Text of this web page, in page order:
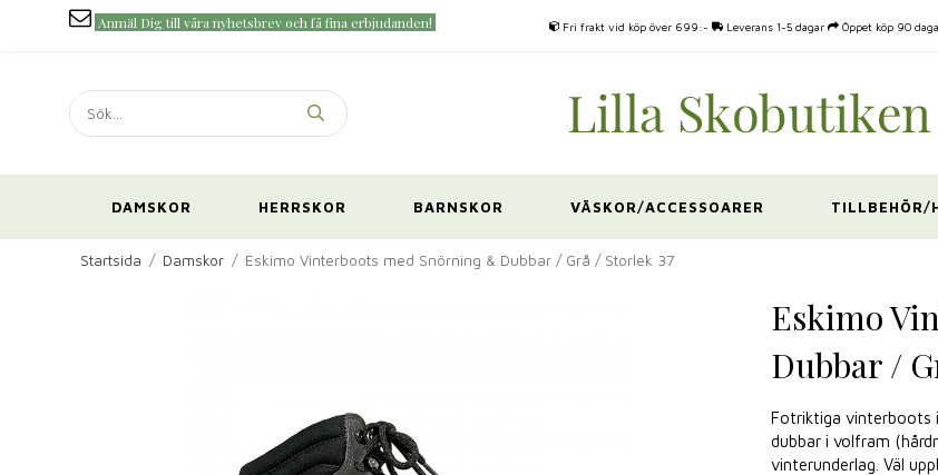
Anmäl Dig till våra nyhetsbrev och få fina erbjudanden! Fri frakt vid köp över 699:- Leverans 1-5 dagar Öppet köp 90
DAMSKOR HERRSKOR BARNSKOR VÄSKOR/ACCESSOARER TILLBEHÖR/
Startsida / Damskor / Eskimo Vinterboots med Snörning & Dubbar / Grå / Storlek 37
Eskimo
Dubbar /
Fotriktiga vinterboots
dubbar i volfram
vinterunderlag. Väl